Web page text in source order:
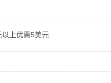
上优惠5美元